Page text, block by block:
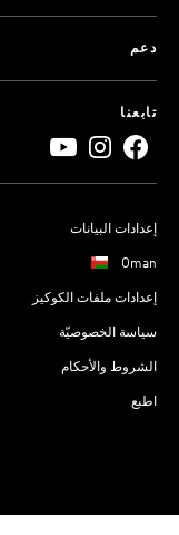
دعم
تابعنا
إعدادات البيانات
Oman
إعدادات ملفات الكوكيز
سياسة الخصوصيّة
الشروط والأحكام
اطبع